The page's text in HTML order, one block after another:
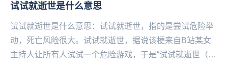
举...
试试就逝世是什么意思
试试就逝世是什么意思：试试就逝世，指的是尝试危险举
动，死亡风险很大。试试就逝世，据说该梗来自B站某女
主持人让所有人试试一个危险游戏，于是“试试就逝世（试